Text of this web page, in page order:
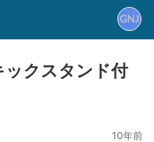
クスタンド付
10年前